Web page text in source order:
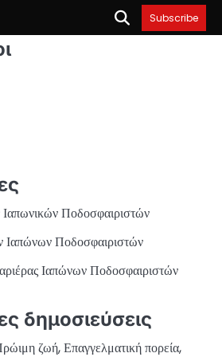
Subscribe
Ποδοσφαιριστών
Ιαπώνων Ποδοσφαιριστών
Ιαπώνων Ποδοσφαιριστών
δημοσιεύσεις
ζωή, Επαγγελματική πορεία,